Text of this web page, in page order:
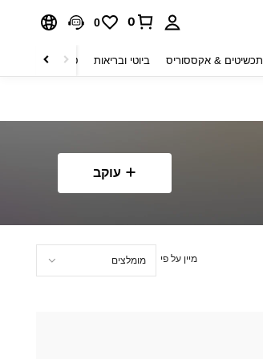
0
0
תכשיטים & אקססוריס ביוטי ובריאות טקסטיל לבית
עוקב
מיין על פי